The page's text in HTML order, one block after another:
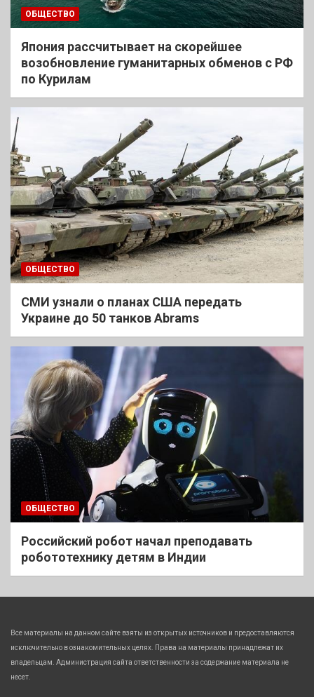
ОБЩЕСТВО
Япония рассчитывает на скорейшее
возобновление гуманитарных обменов с РФ
по Курилам
ОБЩЕСТВО
СМИ узнали о планах США передать
Украине до 50 танков Abrams
ОБЩЕСТВО
Российский робот начал преподавать
робототехнику детям в Индии
Все материалы на данном сайте взяты из открытых источников и предоставляются
исключительно в ознакомительных целях. Права на материалы принадлежат их
владельцам. Администрация сайта ответственности за содержание материала не
несет.